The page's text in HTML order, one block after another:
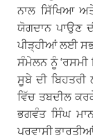
ਨਾਲ ਸਿੱਖਿਆ
ਯੋਗਦਾਨ ਪਾਉਣ
ਪੀੜ੍ਹੀਆਂ ਲਈ
ਸੰਮੇਲਨ ਨੂੰ ‘ਰਸਮੀ
ਸੂਬੇ ਦੀ
ਵਿੱਚ ਤਬਦੀਲ
ਭਗਵੰਤ ਸਿੰਘ
ਪਰਵਾਸੀ